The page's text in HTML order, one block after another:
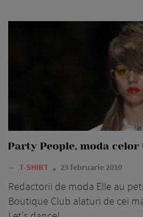
Party People, moda
— T-SHIRT 23 februarie 2010
Redactorii de moda Elle au
Boutique Club alaturi de cei